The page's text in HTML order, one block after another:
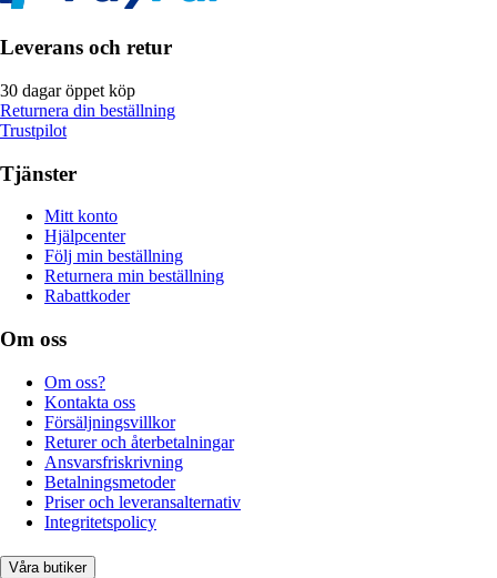
Leverans och retur
30 dagar öppet köp
Returnera din beställning
Trustpilot
Tjänster
Mitt konto
Hjälpcenter
Följ min beställning
Returnera min beställning
Rabattkoder
Om oss
Om oss?
Kontakta oss
Försäljningsvillkor
Returer och återbetalningar
Ansvarsfriskrivning
Betalningsmetoder
Priser och leveransalternativ
Integritetspolicy
Våra butiker